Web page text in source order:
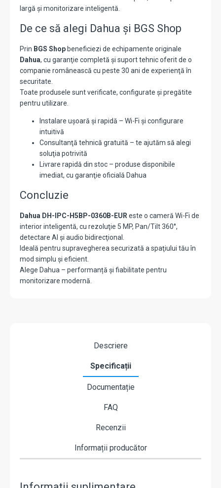
largă şi monitorizare inteligentă.
De ce să alegi Dahua și BGS Shop
Prin BGS Shop beneficiezi de echipamente originale
Dahua, cu garanţie completă şi suport tehnic oferit de o
companie românească cu peste 30 ani de experienţă în
securitate.
Toate produsele sunt verificate, configurate și pregătite
pentru utilizare.
Instalare ușoară și rapidă – Wi-Fi şi configurare
intuitivă
Consultanţă tehnică gratuită – te ajutăm să alegi
soluţia potrivită
Livrare rapidă din stoc – produse disponibile
imediat, cu garanţie oficială Dahua
Concluzie
Dahua DH-IPC-H5BP-0360B-EUReste o cameră Wi-Fi de
interior inteligentă, cu rezoluţie 5 MP, Pan/Tilt 360°,
detectare AI şi audio bidirecţional.
Ideală pentru supravegherea securizată a spaţiului tău în
mod simplu și eficient.
Alege Dahua – performanță și fiabilitate pentru
monitorizare modernă.
Descriere
Specificații
Documentație
FAQ
Recenzii
Informații producător